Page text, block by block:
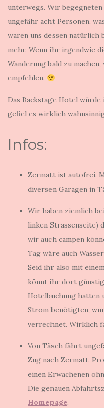
unterwegs. Wir
ungefähr acht Personen,
waren uns dessen natürlich
mehr. Wenn ihr irgendwie
Wanderung bald zu
empfehlen.
Das Backstage Hotel
gefiel es wirklich
Infos:
Zermatt ist autofrei.
diversen Garagen in
Wir haben ziemlich
linken Strassenseite)
wir auch campen
Tag wäre auch
Seid ihr also mit
könnt ihr dort
Hotelbuchung hatten
Strom benötigten,
verrechnet. Wirklich
Von Täsch fährt
Zug nach Zermatt.
einen Erwachenen
Die genauen
Homepage.